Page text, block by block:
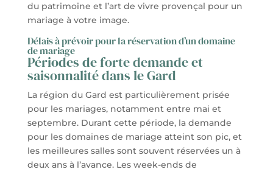
du patrimoine et l’art de vivre provençal pour un
mariage à votre image.
Délais à prévoir pour la réservation d’un domaine
de mariage
Périodes de forte demande et
saisonnalité dans le Gard
La région du Gard est particulièrement prisée
pour les mariages, notamment entre mai et
septembre. Durant cette période, la demande
pour les domaines de mariage atteint son pic, et
les meilleures salles sont souvent réservées un à
deux ans à l’avance. Les week-ends de